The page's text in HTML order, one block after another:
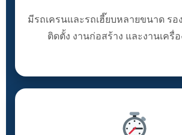
มีรถเครนและรถเฮี๊ยบหลายขนาด รอ
ติดตั้ง งานก่อสร้าง และงานเครื่